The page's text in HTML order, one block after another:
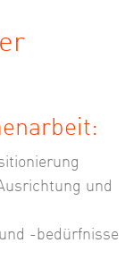
und
-bedürfnisse